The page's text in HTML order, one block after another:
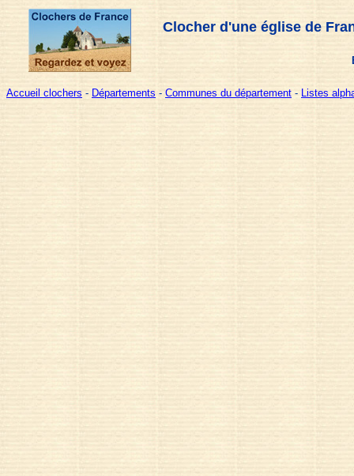
Clocher d'une église de
Accueil clochers - Départements - Communes du département - Listes